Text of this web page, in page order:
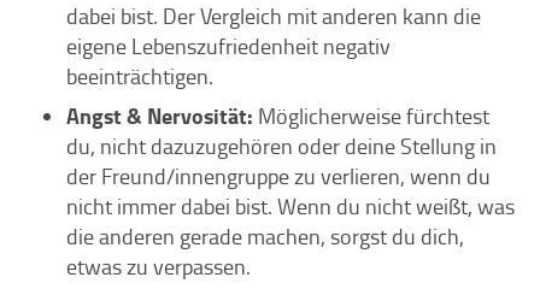
dabei bist. Der Vergleich mit anderen kann die
eigene Lebenszufriedenheit negativ
beeinträchtigen.
Angst & Nervosität: Möglicherweise fürchtest
du, nicht dazuzugehören oder deine Stellung in
der Freund/innengruppe zu verlieren, wenn du
nicht immer dabei bist. Wenn du nicht weißt, was
die anderen gerade machen, sorgst du dich,
etwas zu verpassen.